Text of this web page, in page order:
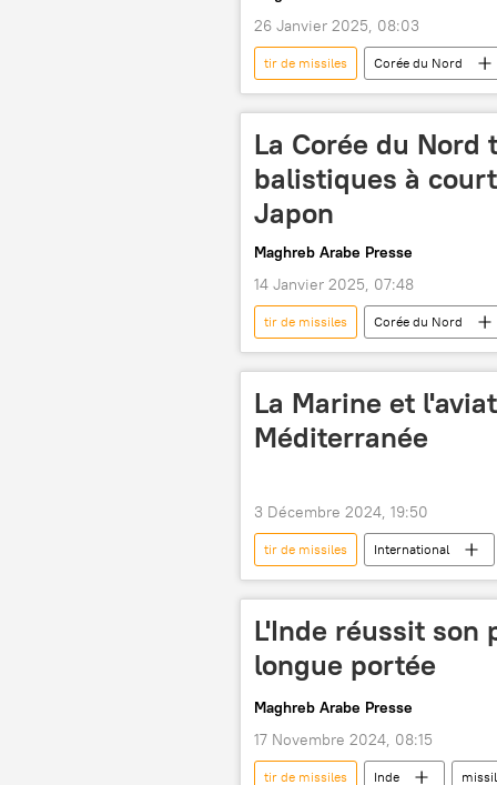
26 Janvier 2025, 08:03
tir de missiles Corée du Nord
La Corée du
balistiques à
Japon
Maghreb Arabe Presse
14 Janvier 2025, 07:48
tir de missiles Corée du Nord
La Marine et
Méditerranée
3 Décembre 2024, 19:50
tir de missiles
International
Méditerranée orientale
L'Inde réussit
longue portée
Maghreb Arabe Presse
17 Novembre 2024, 08:15
tir de missiles Inde